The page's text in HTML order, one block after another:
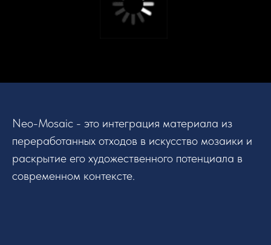
Neo-Mosaic - это интеграция материала из
переработанных отходов в искусство мозаики и
раскрытие его художественного потенциала в
современном контексте.